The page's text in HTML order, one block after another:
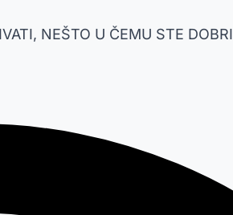
NEŠTO U ČEMU STE